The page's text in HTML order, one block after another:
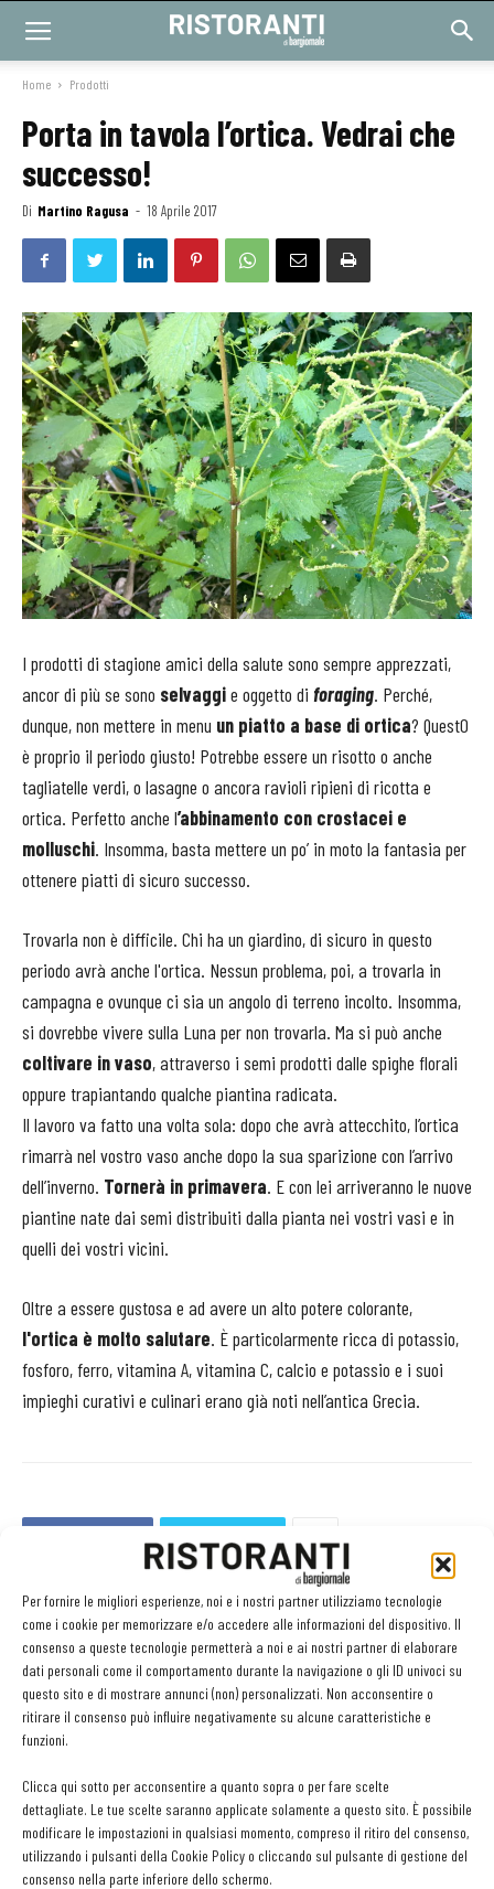
Per fornire le migliori esperienze, noi e i nostri partner utilizziamo tecnologie
come i cookie per memorizzare e/o accedere alle informazioni del dispositivo. Il
consenso a queste tecnologie permetterà a noi e ai nostri partner di elaborare
dati personali come il comportamento durante la navigazione o gli ID univoci su
questo sito e di mostrare annunci (non) personalizzati. Non acconsentire o
ritirare il consenso può influire negativamente su alcune caratteristiche e
funzioni.
Clicca qui sotto per acconsentire a quanto sopra o per fare scelte
dettagliate. Le tue scelte saranno applicate solamente a questo sito. È possibile
modificare le impostazioni in qualsiasi momento, compreso il ritiro del consenso,
utilizzando i pulsanti della Cookie Policy o cliccando sul pulsante di gestione del
consenso nella parte inferiore dello schermo.
Home Prodotti
Porta in tavola l’ortica. Vedrai che
successo!
Di Martino Ragusa - 18 Aprile 2017
I prodotti di stagione amici della salute sono sempre apprezzati,
ancor di più se sono selvaggie oggetto di foraging. Perché,
dunque, non mettere in menu un piatto a base di ortica? Quest0
è proprio il periodo giusto! Potrebbe essere un risotto o anche
tagliatelle verdi, o lasagne o ancora ravioli ripieni di ricotta e
ortica. Perfetto anche l’abbinamento con crostacei e
molluschi. Insomma, basta mettere un po’ in moto la fantasia per
ottenere piatti di sicuro successo.
Trovarla non è difficile. Chi ha un giardino, di sicuro in questo
periodo avrà anche l'ortica. Nessun problema, poi, a trovarla in
campagna e ovunque ci sia un angolo di terreno incolto. Insomma,
si dovrebbe vivere sulla Luna per non trovarla. Ma si può anche
coltivare in vaso, attraverso i semi prodotti dalle spighe florali
oppure trapiantando qualche piantina radicata.
Il lavoro va fatto una volta sola: dopo che avrà attecchito, l’ortica
rimarrà nel vostro vaso anche dopo la sua sparizione con l’arrivo
dell’inverno. Tornerà in primavera. E con lei arriveranno le nuove
piantine nate dai semi distribuiti dalla pianta nei vostri vasi e in
quelli dei vostri vicini.
Oltre a essere gustosa e ad avere un alto potere colorante,
l'ortica è molto salutare. È particolarmente ricca di potassio,
fosforo, ferro, vitamina A, vitamina C, calcio e potassio e i suoi
impieghi curativi e culinari erano già noti nell’antica Grecia.
LEGGI ANCHE
Olio: controlli e analisi strategici per qualità,
sicurezza e competitività della filiera
Primiziexpress: frutta e verdura a portata di chef